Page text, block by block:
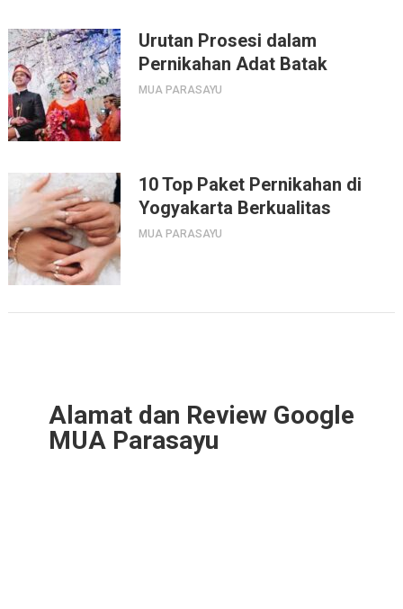
Urutan Prosesi dalam
Pernikahan Adat Batak
MUA PARASAYU
10 Top Paket Pernikahan di
Yogyakarta Berkualitas
MUA PARASAYU
Alamat dan Review Google
MUA Parasayu